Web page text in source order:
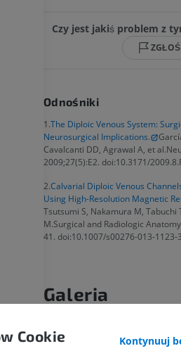
Czy jest jakiś problem z
ZGŁOŚ
Odnośniki
1.The Diploic Venous System:
Neurosurgical Implications.
Cavalcanti DD, Agrawal A, et
2009;27(5):E2. doi:10.3171/
2.Calvarial Diploic Venous
Using High-Resolution Magnetic
Tsutsumi S, Nakamura M, Tabuchi
M.Surgical and Radiologic
41. doi:10.1007/s00276-013-1123-
Galeria
KOŃCZYNA
Cookie Kontynuuj